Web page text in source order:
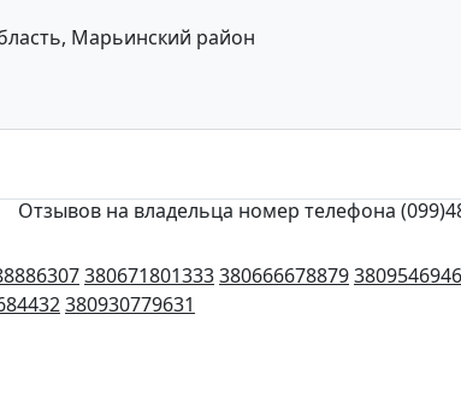
Марьинский район
Отзывов на владельца номер телефона
380671801333380666678879
380930779631